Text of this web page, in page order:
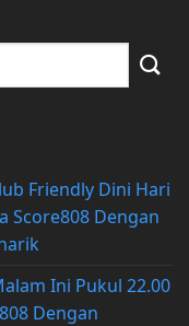
Friendly Dini Hari
Score808 Dengan
Ini Pukul 22.00
Dengan